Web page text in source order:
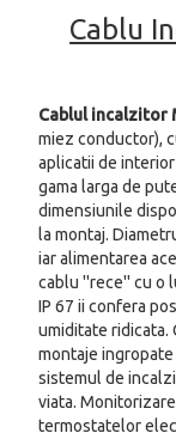
Cablu
Cablul incalzitor
miez conductor),
aplicatii de
gama larga de
dimensiunile
la montaj.
iar alimentarea
cablu ''rece'' cu o
IP 67 ii confera
umiditate ridicata.
montaje
sistemul de
viata.
termostatelor